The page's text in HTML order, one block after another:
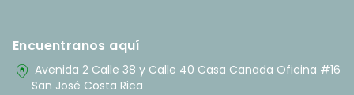
Encuentranos aquí
home_pin Avenida 2 Calle 38 y Calle 40 Casa Canada Oficina #16
San José Costa Rica